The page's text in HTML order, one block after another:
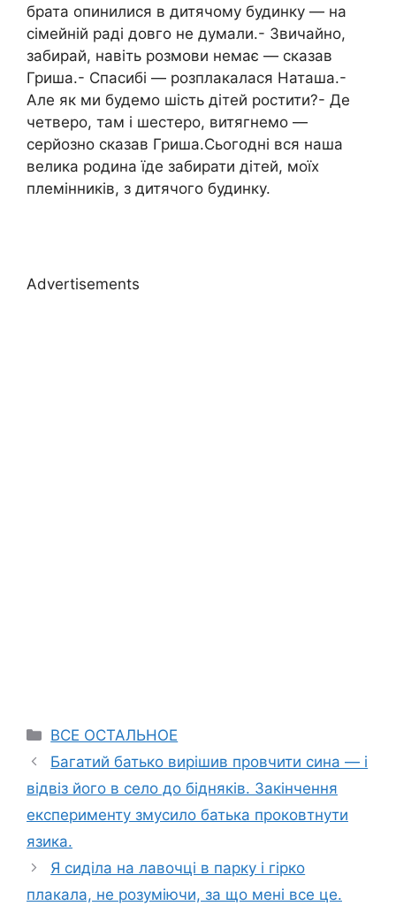
брата опинилися в дитячому будинку — на
сімейній раді довго не думали.- Звичайно,
забирай, навіть розмови немає — сказав
Гриша.- Спасибі — розплакалася Наташа.-
Але як ми будемо шість дітей ростити?- Де
четверо, там і шестеро, витягнемо —
серйозно сказав Гриша.Сьогодні вся наша
велика родина їде забирати дітей, моїх
племінників, з дитячого будинку.
Advertisements
Categories
ВСЕ ОСТАЛЬНОЕ
Багатий батько вирішив провчити сина — і
відвіз його в село до бідняків. Закінчення
експерименту змусило батька проковтнути
язика.
Я сиділа на лавочці в парку і гірко
плакала, не розуміючи, за що мені все це.